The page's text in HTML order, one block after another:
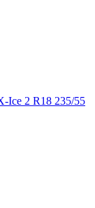
2 R18 235/55